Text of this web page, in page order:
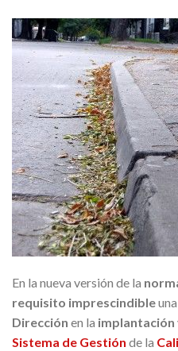
En la nueva versión de la
requisito imprescindibleuna
Dirección en la implantación
Sistema de Gestión de la